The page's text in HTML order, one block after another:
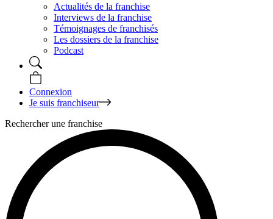
Actualités de la franchise
Interviews de la franchise
Témoignages de franchisés
Les dossiers de la franchise
Podcast
Connexion
Je suis franchiseur
Rechercher une franchise